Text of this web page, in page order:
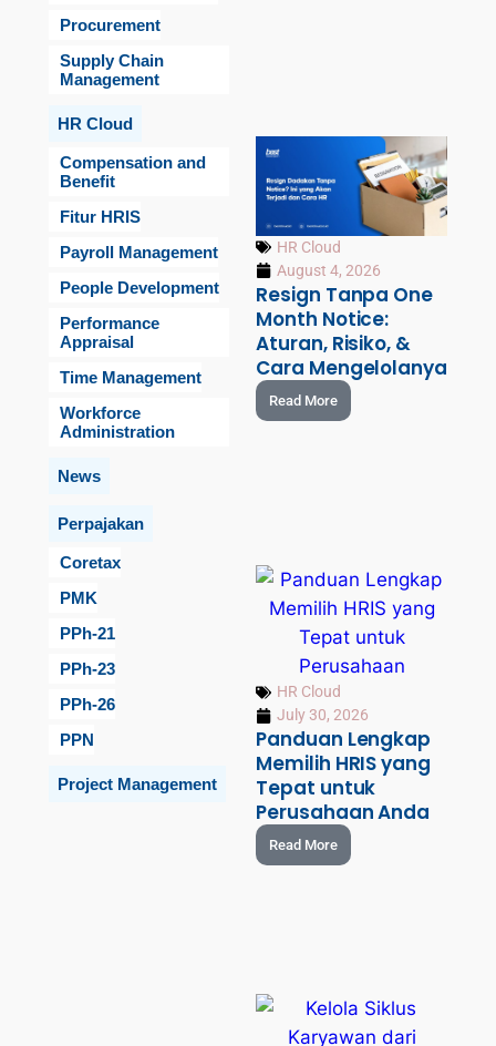
Procurement
Supply Chain
Management
HR Cloud
Compensation and
Benefit
Fitur HRIS
Payroll Management
People Development
Performance
Appraisal
Time Management
Workforce
Administration
News
Perpajakan
Coretax
PMK
PPh-21
PPh-23
PPh-26
PPN
Project Management
HR Cloud
August 4, 2026
Resign Tanpa One
Month Notice:
Aturan, Risiko, &
Cara Mengelolanya
Read More
HR Cloud
July 30, 2026
Panduan Lengkap
Memilih HRIS yang
Tepat untuk
Perusahaan Anda
Read More